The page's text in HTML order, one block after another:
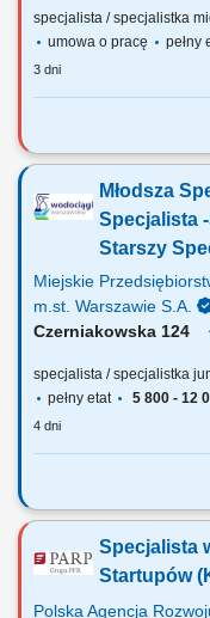
specjalista / specjalistka
umowa o pracę
pełny
3 dni
Główne obowiązki:
zakresie aktualizacji
wzorów umów o
wewnętrznych; Weryfikacja
Młodsza
Specjalista
Starszy
Miejskie
m.st. Warszawie S.A.
Czerniakowska 124
specjalista / specjalistka
pełny etat
5 800 - 12
4 dni
Jakie będą Twoje
planowanych inwestycji,
z funduszami ochrony
Specjalista
Startupów
Polska Agencja